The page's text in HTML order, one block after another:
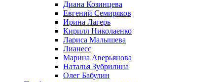
Диана Козинцева
Евгений Семиряков
Ирина Лагерь
Кирилл Николаенко
Лариса Малышева
Лианесс
Марина Аверьянова
Наталья Зубрилина
Олег Бабулин